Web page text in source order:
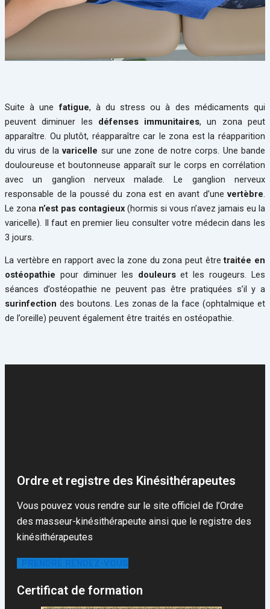
Suite à unefatigue, à du stress ou à des médicaments qui
peuvent diminuer les défenses immunitaires, un zona peut
apparaître. Ou plutôt, réapparaître car le zona est la réapparition
du virus de lavaricelle sur une zone de notre corps. Une bande
douloureuse et boutonneuse apparaît sur le corps en corrélation
avec un ganglion nerveux malade. Le ganglion nerveux
responsable de la poussé du zona est en avant d’une vertèbre.
Le zona n’est pas contagieux (hormis si vous n’avez jamais eu la
varicelle). Il faut en premier lieu consulter votre médecin dans les
3 jours.
La vertèbre en rapport avec la zone du zona peut êtretraitée en
ostéopathie pour diminuer les douleurset les rougeurs. Les
séances d’ostéopathie ne peuvent pas être pratiquées s’il y a
surinfection des boutons. Les zonas de la face (ophtalmique et
de l’oreille) peuvent également être traités en ostéopathie.
Ordre et registre des Kinésithérapeutes
Vous pouvez vous rendre sur le site officiel de l’Ordre
des masseur-kinésithérapeute ainsi que le registre des
kinésithérapeutes
Certificat de formation